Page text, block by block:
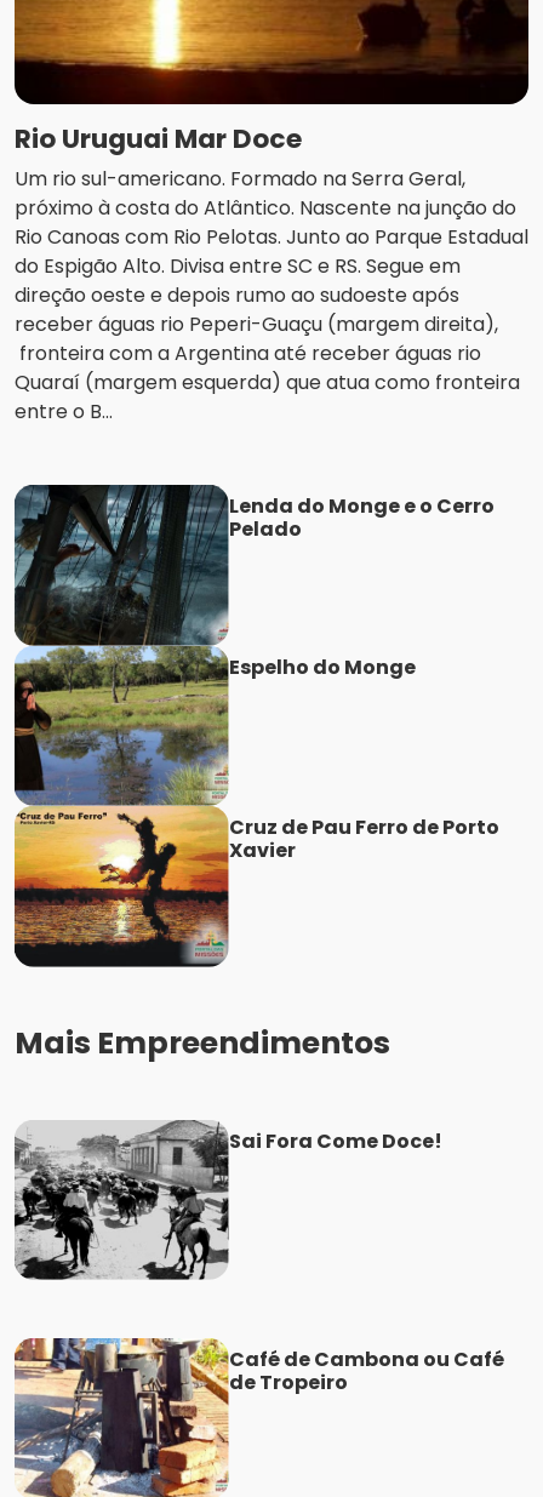
Rio Uruguai Mar Doce
Um rio sul-americano. Formado na Serra Geral,
próximo à costa do Atlântico. Nascente na junção do
Rio Canoas com Rio Pelotas. Junto ao Parque Estadual
do Espigão Alto. Divisa entre SC e RS. Segue em
direção oeste e depois rumo ao sudoeste após
receber águas rio Peperi-Guaçu (margem direita),
fronteira com a Argentina até receber águas rio
Quaraí (margem esquerda) que atua como fronteira
entre o B...
Lenda do Monge e o Cerro
Pelado
Espelho do Monge
Cruz de Pau Ferro de Porto
Xavier
Mais Empreendimentos
Sai Fora Come Doce!
Café de Cambona ou Café
de Tropeiro